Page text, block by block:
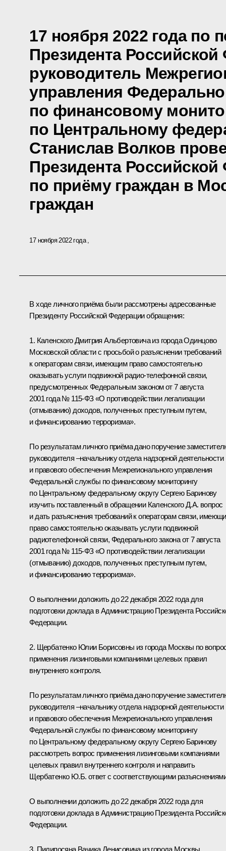
17 ноября 2022 года по
Президента
руководитель
управления
по финансовому
по Центральному
Станислав Волков
Президента
по приёму граждан в
граждан
17 ноября 2022 года
В ходе личного приёма были рассмотрены адресованные
Президенту Российской Федерации обращения:
1. Каленского Дмитрия Альбертовича из города Одинцово
Московской области с просьбой о разъяснении требований
к операторам связи, имеющим право самостоятельно
оказывать услуги подвижной радио-телефонной связи,
предусмотренных Федеральным законом от 7 августа
2001 года № 115-ФЗ «О противодействии легализации
(отмыванию) доходов, полученных преступным путем,
и финансированию терроризма».
По результатам личного приёма дано поручение
руководителя –начальнику отдела надзорной деятельности
и правового обеспечения Межрегионального управления
Федеральной службы по финансовому мониторингу
по Центральному федеральному округу Сергею Баринову
изучить поставленный в обращении Каленского Д.А. вопрос
и дать разъяснения требований к операторам связи,
право самостоятельно оказывать услуги подвижной
радиотелефонной связи, Федерального закона от 7 августа
2001 года № 115-ФЗ «О противодействии легализации
(отмыванию) доходов, полученных преступным путем,
и финансированию терроризма».
О выполнении доложить до 22 декабря 2022 года для
подготовки доклада в Администрацию Президента
Федерации.
2. Щербатенко Юлии Борисовны из города Москвы по
применения лизинговыми компаниями целевых правил
внутреннего контроля.
По результатам личного приёма дано поручение
руководителя –начальнику отдела надзорной деятельности
и правового обеспечения Межрегионального управления
Федеральной службы по финансовому мониторингу
по Центральному федеральному округу Сергею Баринову
рассмотреть вопрос применения лизинговыми компаниями
целевых правил внутреннего контроля и направить
Щербатенко Ю.Б. ответ с соответствующими
О выполнении доложить до 22 декабря 2022 года для
подготовки доклада в Администрацию Президента
Федерации.